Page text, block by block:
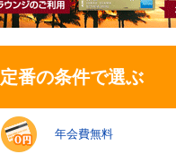
定番の条件で選ぶ
年会費無料